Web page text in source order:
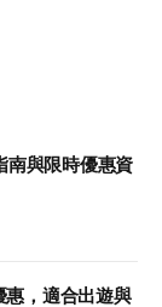
南與限時優惠資
惠，適合出遊與